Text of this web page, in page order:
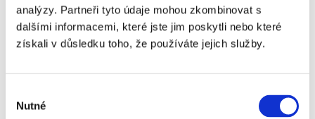
analýzy. Partneři tyto údaje mohou zkombinovat s
dalšími informacemi, které jste jim poskytli nebo které
získali v důsledku toho, že používáte jejich služby.
souhlasu
Nutné
#3 HR Abeceda: Od A do Z